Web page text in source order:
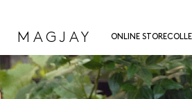
MAGJAY ONLINE STORE